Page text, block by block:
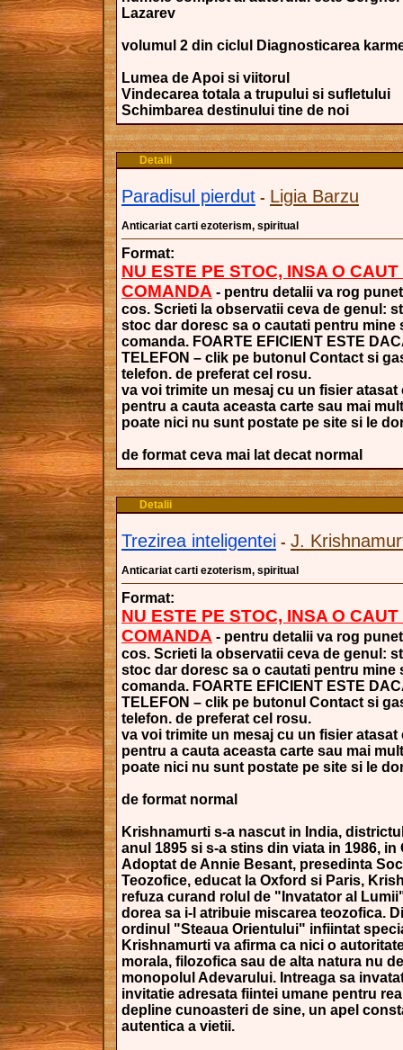
Lazarev
volumul 2 din ciclul Diagnosticarea
Lumea de Apoi si viitorul
Vindecarea totala a trupului si sufletului
Schimbarea destinului tine de noi
Detalii
Paradisul pierdut - Ligia Barzu
Anticariat carti ezoterism, spiritual
Format:
NU ESTE PE STOC, INSA O
COMANDA - pentru detalii va rog
cos. Scrieti la observatii ceva de genul:
stoc dar doresc sa o cautati pentru mine
comanda. FOARTE EFICIENT ESTE
TELEFON – clik pe butonul Contact si
telefon. de preferat cel rosu.
va voi trimite un mesaj cu un fisier
pentru a cauta aceasta carte sau mai
poate nici nu sunt postate pe site si le
de format ceva mai lat decat normal
Detalii
Trezirea inteligentei - J.
Anticariat carti ezoterism, spiritual
Format:
NU ESTE PE STOC, INSA O
COMANDA - pentru detalii va rog
cos. Scrieti la observatii ceva de genul:
stoc dar doresc sa o cautati pentru mine
comanda. FOARTE EFICIENT ESTE
TELEFON – clik pe butonul Contact si
telefon. de preferat cel rosu.
va voi trimite un mesaj cu un fisier
pentru a cauta aceasta carte sau mai
poate nici nu sunt postate pe site si le
de format normal
Krishnamurti s-a nascut in India,
anul 1895 si s-a stins din viata in 1986, in
Adoptat de Annie Besant, presedinta
Teozofice, educat la Oxford si Paris,
refuza curand rolul de "Invatator al
dorea sa i-l atribuie miscarea teozofica.
ordinul "Steaua Orientului" infiintat
Krishnamurti va afirma ca nici o
morala, filozofica sau de alta natura nu
monopolul Adevarului. Intreaga sa
invitatie adresata fiintei umane pentru
depline cunoasteri de sine, un apel
autentica a vietii.